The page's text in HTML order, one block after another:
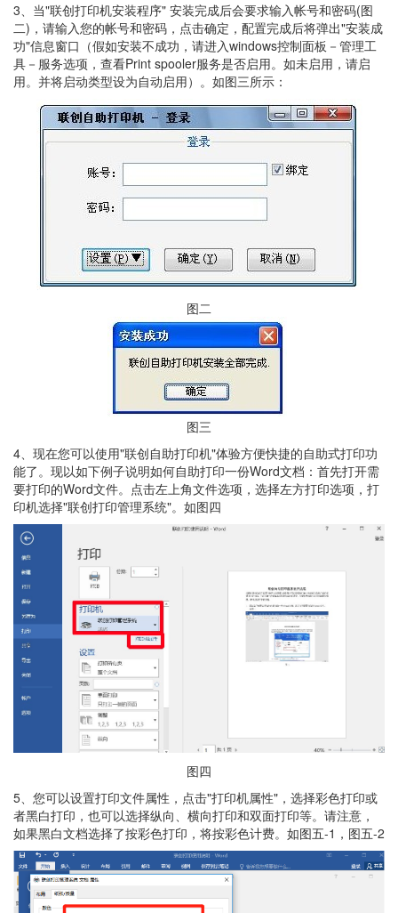
3、当"联创打印机安装程序" 安装完成后会要求输入帐号和密码(图
二)，请输入您的帐号和密码，点击确定，配置完成后将弹出"安装成
功"信息窗口（假如安装不成功，请进入windows控制面板－管理工
具－服务选项，查看Print spooler服务是否启用。如未启用，请启
用。并将启动类型设为自动启用）。如图三所示：
图二
图三
4、现在您可以使用"联创自助打印机"体验方便快捷的自助式打印功
能了。现以如下例子说明如何自助打印一份Word文档：首先打开需
要打印的Word文件。点击左上角文件选项，选择左方打印选项，打
印机选择"联创打印管理系统"。如图四
图四
5、您可以设置打印文件属性，点击"打印机属性"，选择彩色打印或
者黑白打印，也可以选择纵向、横向打印和双面打印等。请注意，
如果黑白文档选择了按彩色打印，将按彩色计费。如图五-1，图五-2